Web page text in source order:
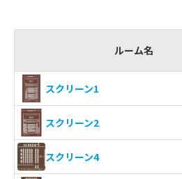
ルーム名
スクリーン1
スクリーン2
スクリーン4